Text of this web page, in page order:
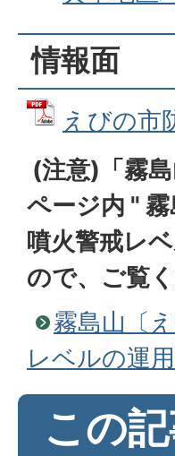
情報面
えびの市
(注意)「霧
ページ内 "
噴火警戒レ
ので、ご覧く
霧島山〔
レベルの運
この